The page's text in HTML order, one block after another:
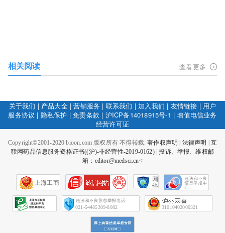
相关阅读 查看更多
关于我们 | 产品大全|营销服务 | 联系我们 | 加入我们 | 友情链接 | 用户
服务协议 | 隐私保护 |免责条款 | 沪ICP备14018915号-1 |增值电信业务
经营许可证
Copyright©2001-2020 bioon.com 版权所有 不得转载.著作权声明 | 法律声明 | 互
联网药品信息服务资格证书((沪)-非经营性-2019-0162)|投诉、举报、维权邮
箱：editor@medsci.cn<
上海工商
网
络
会
征
021-54485309-8082 31010402000321